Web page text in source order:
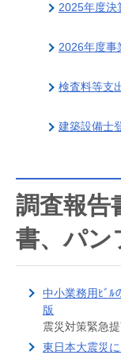
2025年度
2026年度
検査料等支
建築設備士
調査報告
書、パン
中小業務用ﾋﾞﾙ
版
震災対策緊急
東日本大震災